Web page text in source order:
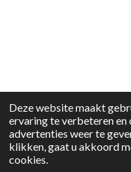
Deze website maakt
ervaring te verbeteren en
advertenties weer te
klikken, gaat u akkoord
cookies.
© 2024 - 2026
Powered by